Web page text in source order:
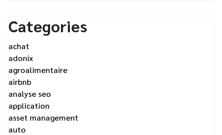
Categories
achat
adonix
agroalimentaire
airbnb
analyse seo
application
asset management
auto